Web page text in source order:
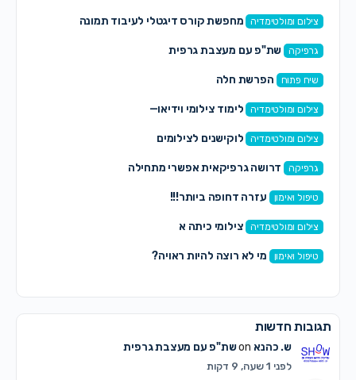
צילום ומולטימדיה מחפשת קורס דיגטלי לעיבוד תמונה
גרפיקה שת"פ עם מעצבת גרפית
שיח פתוח הפרשת חלה
צילום ומולטימדיה לימוד צילומי וידיאו—
צילום ומולטימדיה לוקישנים לצילומים
גרפיקה דרושה גרפיקאית אפשרי מתחילה
טיפול ואימון עזרה דחופה ביותר!!!
צילום ומולטימדיה צילומי כיתה א
טיפול ואימון מי לא רוצה להיות ראויה?
תגובות חדשות
ש. כהנאon שת"פ עם מעצבת גרפית
לפני 1 שעה, 9 דקות